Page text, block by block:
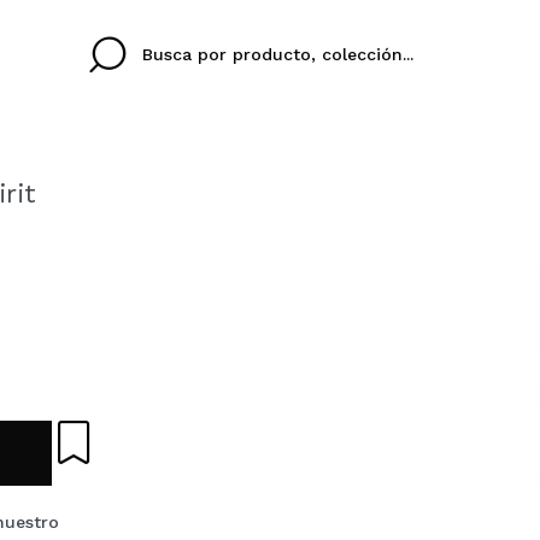
Al crear una cuenta
rápidamente, revisar
IDIOMA
colori